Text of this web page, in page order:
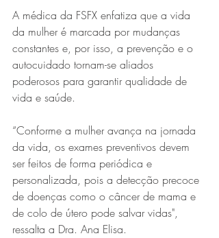
Série MPB abre temporada de
shows em Ipatinga com Flávio
Venturini
A médica da FSFX enfatiza que a vida
da mulher é marcada por mudanças
constantes e, por isso, a prevenção e o
autocuidado tornam-se aliados
poderosos para garantir qualidade de
vida e saúde.
“Conforme a mulher avança na jornada
da vida, os exames preventivos devem
ser feitos de forma periódica e
personalizada, pois a detecção precoce
de doenças como o câncer de mama e
de colo de útero pode salvar vidas",
ressalta a Dra. Ana Elisa.